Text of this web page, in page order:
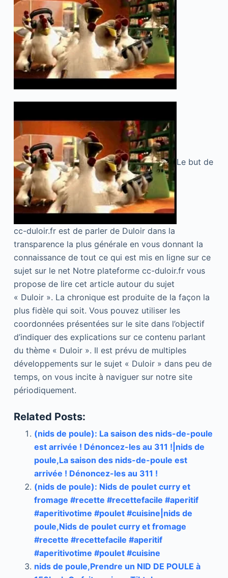
Le but de
cc-duloir.fr est de parler de Duloir dans la
transparence la plus générale en vous donnant la
connaissance de tout ce qui est mis en ligne sur ce
sujet sur le net Notre plateforme cc-duloir.fr vous
propose de lire cet article autour du sujet
« Duloir ». La chronique est produite de la façon la
plus fidèle qui soit. Vous pouvez utiliser les
coordonnées présentées sur le site dans l’objectif
d’indiquer des explications sur ce contenu parlant
du thème « Duloir ». Il est prévu de multiples
développements sur le sujet « Duloir » dans peu de
temps, on vous incite à naviguer sur notre site
périodiquement.
Related Posts:
(nids de poule): La saison des nids-de-poule
est arrivée ! Dénoncez-les au 311 !|nids de
poule,La saison des nids-de-poule est
arrivée ! Dénoncez-les au 311 !
(nids de poule): Nids de poulet curry et
fromage #recette #recettefacile #aperitif
#aperitivotime #poulet #cuisine|nids de
poule,Nids de poulet curry et fromage
#recette #recettefacile #aperitif
#aperitivotime #poulet #cuisine
nids de poule,Prendre un NID DE POULE à